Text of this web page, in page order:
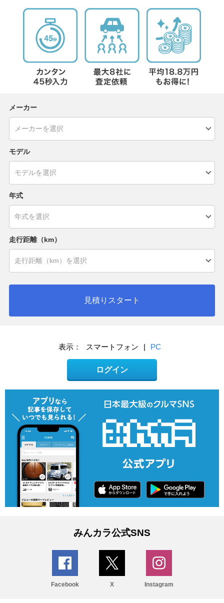
メーカー
モデル
年式
走行距離（km）
見積りスタート
表示： スマートフォン | PC
ログイン
みんカラ公式SNS
Facebook X Instagram